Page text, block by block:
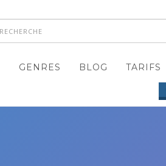
GENRES BLOG TARIFS